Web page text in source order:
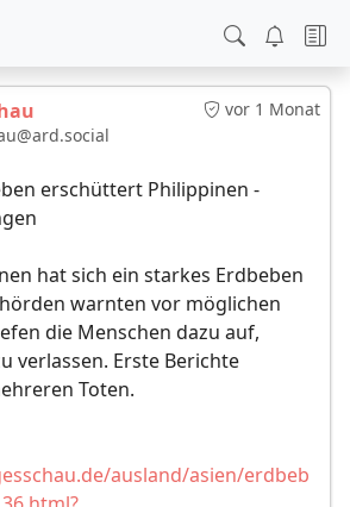
vor 1 Monat
erschüttert Philippinen -
hat sich ein starkes Erdbeben
warnten vor möglichen
die Menschen dazu auf,
verlassen. Erste Berichte
Toten.
ausland/asien/erdbeb